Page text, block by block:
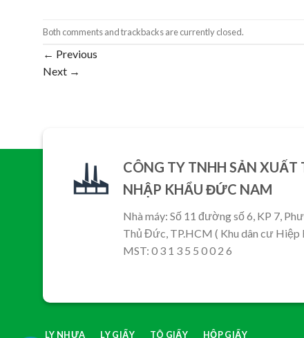
Both comments and trackbacks are currently closed.
← Previous
Next →
CÔNG TY TNHH SẢN
NHẬP KHẨU ĐỨC NAM
Nhà máy: Số 11 đường số 6, KP 7,
Thủ Đức, TP.HCM ( Khu dân cư Hiệp
MST: 0 3 1 3 5 5 0 0 2 6
LY NHỰA LY GIẤY TÔ GIẤY HỘP GIẤY